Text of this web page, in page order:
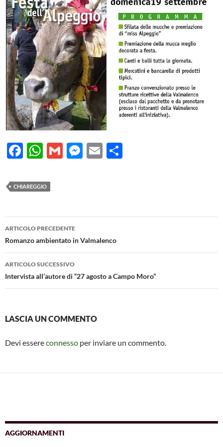
F
e
b
o
o
k
W
at
s
A
p
p
G
M
g
E
vi
CHIAREGGIO
Navigazione
articolo
ARTICOLO PRECEDENTE
Romanzo ambientato in Valmalenco
ARTICOLO SUCCESSIVO
Intervista all’autore di “27 agosto a Campo Moro”
LASCIA UN COMMENTO
Devi essereconnesso per inviare un commento.
AGGIORNAMENTI